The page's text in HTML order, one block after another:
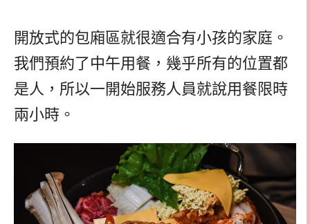
開放式的包廂區就很適合有小孩的家庭。
我們預約了中午用餐，幾乎所有的位置都
是人，所以一開始服務人員就說用餐限時
兩小時。